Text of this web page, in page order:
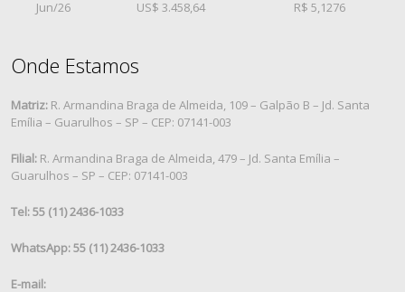
Jun/26
US$ 3.458,64 R$ 5,1276
Onde Estamos
Matriz: R. Armandina Braga de Almeida, 109 – Galpão B – Jd. Santa
Emília – Guarulhos – SP – CEP: 07141-003
Filial: R. Armandina Braga de Almeida, 479 – Jd. Santa Emília –
Guarulhos – SP – CEP: 07141-003
Tel: 55 (11) 2436-1033
WhatsApp: 55 (11) 2436-1033
E-mail: